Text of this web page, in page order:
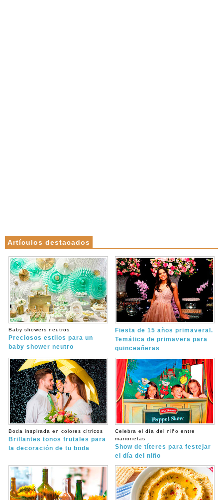
Artículos destacados
Baby showers neutros
Preciosos estilos para un
baby shower neutro
Fiesta de 15 años primaveral.
Temática de primavera para
quinceañeras
Boda inspirada en colores cítricos
Brillantes tonos frutales para
la decoración de tu boda
Celebra el día del niño entre
marionetas
Show de títeres para festejar
el día del niño